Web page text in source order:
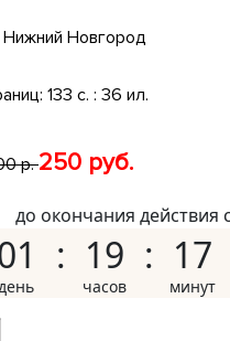
Нижний Новгород
133 с. : 36 ил.
р.250 руб.
до окончания действия
19 17